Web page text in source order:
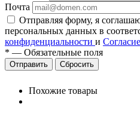
Почта
Отправляя форму, я
персональных данных в
конфиденциальности и
* — Обязательные поля
Сбросить
Похожие товары